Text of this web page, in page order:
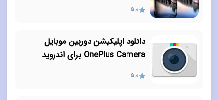
5.0
دانلود اپلیکیشن دوربین موبایل
OnePlus Camera برای اندروید
5.0